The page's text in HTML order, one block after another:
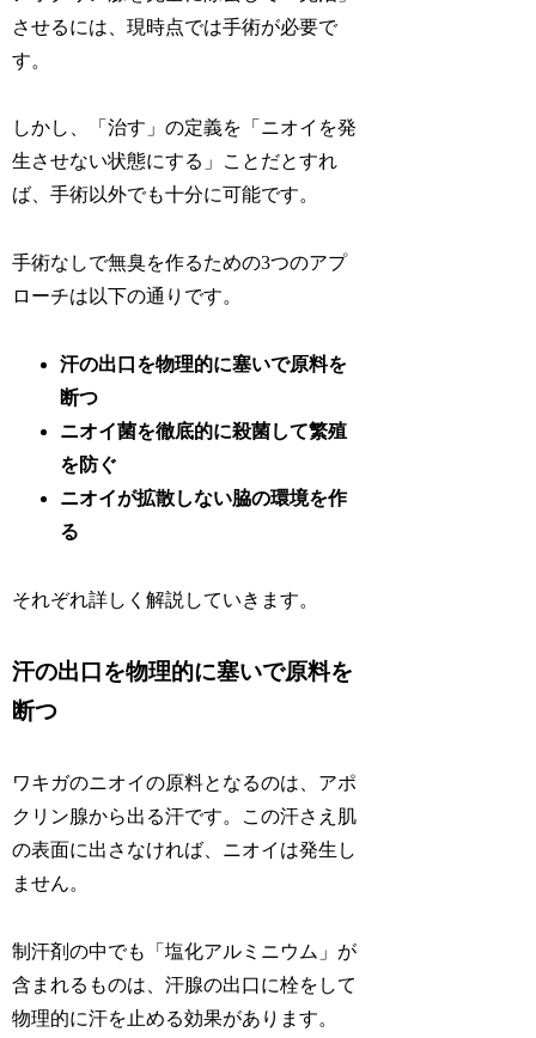
させるには、現時点では手術が必要で
す。
しかし、「治す」の定義を「ニオイを発
生させない状態にする」ことだとすれ
ば、手術以外でも十分に可能です。
手術なしで無臭を作るための3つのアプ
ローチは以下の通りです。
汗の出口を物理的に塞いで原料を
断つ
ニオイ菌を徹底的に殺菌して繁殖
を防ぐ
ニオイが拡散しない脇の環境を作
る
それぞれ詳しく解説していきます。
汗の出口を物理的に塞いで原料を
断つ
ワキガのニオイの原料となるのは、アポ
クリン腺から出る汗です。この汗さえ肌
の表面に出さなければ、ニオイは発生し
ません。
制汗剤の中でも「塩化アルミニウム」が
含まれるものは、汗腺の出口に栓をして
物理的に汗を止める効果があります。